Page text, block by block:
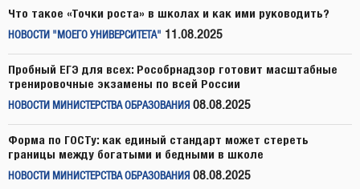
Что такое «Точки роста» в школах и как ими руководить?
НОВОСТИ "МОЕГО УНИВЕРСИТЕТА" 11.08.2025
Пробный ЕГЭ для всех: Рособрнадзор готовит масштабные
тренировочные экзамены по всей России
НОВОСТИ МИНИСТЕРСТВА ОБРАЗОВАНИЯ 08.08.2025
Форма по ГОСТу: как единый стандарт может стереть
границы между богатыми и бедными в школе
НОВОСТИ МИНИСТЕРСТВА ОБРАЗОВАНИЯ 08.08.2025